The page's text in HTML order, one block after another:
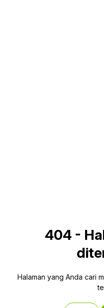
404-
Halaman yang Anda cari